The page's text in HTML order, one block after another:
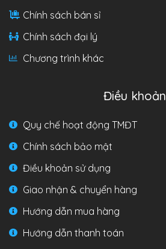
Chính sách bán sỉ
Chính sách đại lý
Chương trình khác
Điều khoản
Quy chế hoạt động TMĐT
Chính sách bảo mật
Điều khoản sử dụng
Giao nhận & chuyển hàng
Hướng dẫn mua hàng
Hướng dẫn thanh toán